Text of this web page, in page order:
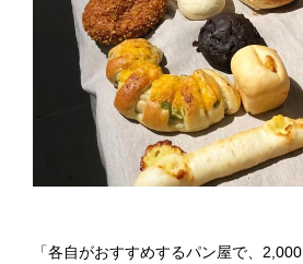
「各自がおすすめするパン屋で、